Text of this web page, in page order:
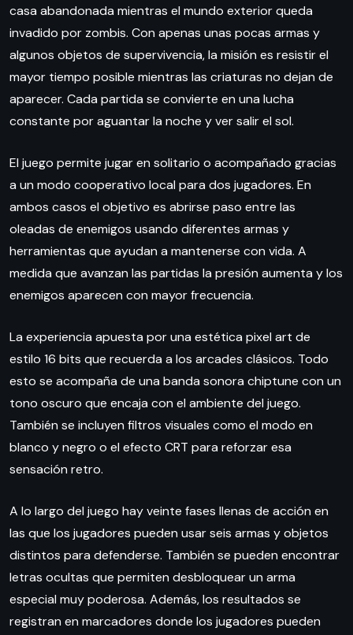
casa abandonada mientras el mundo exterior queda
invadido por zombis. Con apenas unas pocas armas y
algunos objetos de supervivencia, la misión es resistir el
mayor tiempo posible mientras las criaturas no dejan de
aparecer. Cada partida se convierte en una lucha
constante por aguantar la noche y ver salir el sol.
El juego permite jugar en solitario o acompañado gracias
a un modo cooperativo local para dos jugadores. En
ambos casos el objetivo es abrirse paso entre las
oleadas de enemigos usando diferentes armas y
herramientas que ayudan a mantenerse con vida. A
medida que avanzan las partidas la presión aumenta y los
enemigos aparecen con mayor frecuencia.
La experiencia apuesta por una estética pixel art de
estilo 16 bits que recuerda a los arcades clásicos. Todo
esto se acompaña de una banda sonora chiptune con un
tono oscuro que encaja con el ambiente del juego.
También se incluyen filtros visuales como el modo en
blanco y negro o el efecto CRT para reforzar esa
sensación retro.
A lo largo del juego hay veinte fases llenas de acción en
las que los jugadores pueden usar seis armas y objetos
distintos para defenderse. También se pueden encontrar
letras ocultas que permiten desbloquear un arma
especial muy poderosa. Además, los resultados se
registran en marcadores donde los jugadores pueden